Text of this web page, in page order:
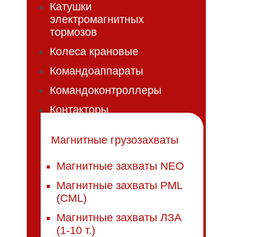
Катушки
электромагнитных
тормозов
Колеса крановые
Командоаппараты
Командоконтроллеры
Контакторы
Магнитные грузозахваты
Магнитные захваты NEO
Магнитные захваты PML
(CML)
Магнитные захваты ЛЗА
(1-10 т.)